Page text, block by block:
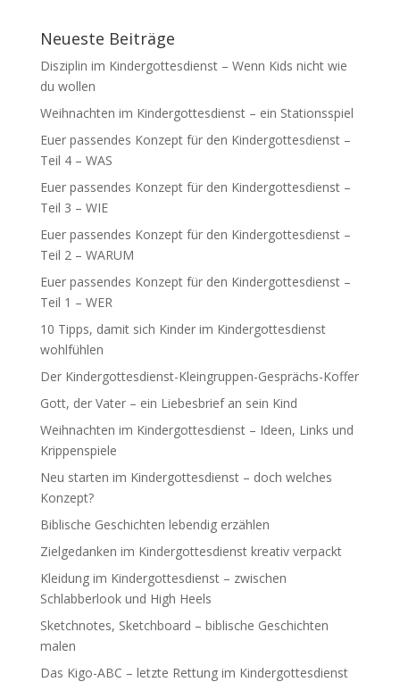
Neueste Beiträge
Disziplin im Kindergottesdienst – Wenn Kids nicht wie
du wollen
Weihnachten im Kindergottesdienst – ein Stationsspiel
Euer passendes Konzept für den Kindergottesdienst –
Teil 4 – WAS
Euer passendes Konzept für den Kindergottesdienst –
Teil 3 – WIE
Euer passendes Konzept für den Kindergottesdienst –
Teil 2 – WARUM
Euer passendes Konzept für den Kindergottesdienst –
Teil 1 – WER
10 Tipps, damit sich Kinder im Kindergottesdienst
wohlfühlen
Der Kindergottesdienst-Kleingruppen-Gesprächs-Koffer
Gott, der Vater – ein Liebesbrief an sein Kind
Weihnachten im Kindergottesdienst – Ideen, Links und
Krippenspiele
Neu starten im Kindergottesdienst – doch welches
Konzept?
Biblische Geschichten lebendig erzählen
Zielgedanken im Kindergottesdienst kreativ verpackt
Kleidung im Kindergottesdienst – zwischen
Schlabberlook und High Heels
Sketchnotes, Sketchboard – biblische Geschichten
malen
Das Kigo-ABC – letzte Rettung im Kindergottesdienst